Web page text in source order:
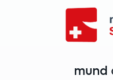
mund